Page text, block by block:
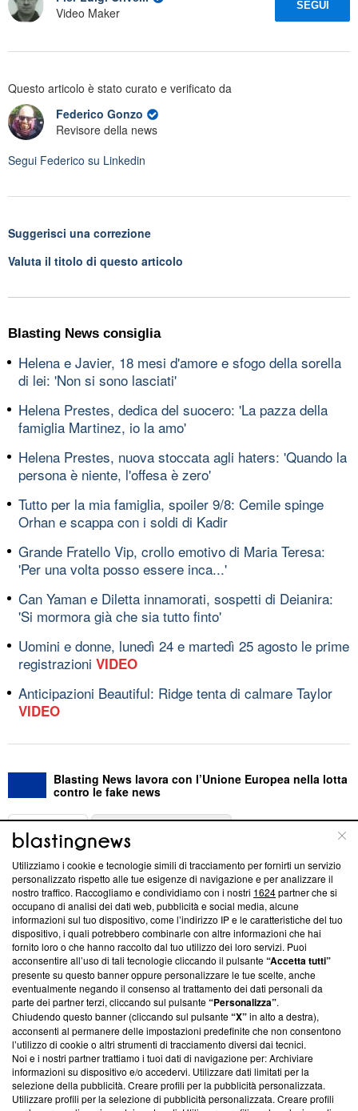
Video Maker
SEGUI
Questo articolo è stato curato e verificato da
Federico Gonzo
Revisore della news
Segui Federico su Linkedin
Suggerisci una correzione
Valuta il titolo di questo articolo
Blasting News consiglia
Helena e Javier, 18 mesi d'amore e sfogo della sorella
di lei: 'Non si sono lasciati'
Helena Prestes, dedica del suocero: 'La pazza della
famiglia Martinez, io la amo'
Helena Prestes, nuova stoccata agli haters: 'Quando la
persona è niente, l'offesa è zero'
Tutto per la mia famiglia, spoiler 9/8: Cemile spinge
Orhan e scappa con i soldi di Kadir
Grande Fratello Vip, crollo emotivo di Maria Teresa:
'Per una volta posso essere inca...'
Can Yaman e Diletta innamorati, sospetti di Deianira:
'Si mormora già che sia tutto finto'
Uomini e donne, lunedì 24 e martedì 25 agosto le prime
registrazioni VIDEO
Anticipazioni Beautiful: Ridge tenta di calmare Taylor
VIDEO
Blasting News lavora con l’Unione Europea nella lotta
contro le fake news
ABOUT
Questa sezione offre informazioni trasparenti su Blasting
News, sui nostri processi editoriali e su come ci impegniamo a
creare news di qualità. Inoltre, afferma la nostra aderenza a
‘Trust Project - News with Integrity’Blasting News non è
ancora membro del programma, ma ha richiesto di farne
parte; Trust Project non ha ancora effettuato una verifica di
conformità agli standard.
Su di noi
Team editoriale
Corporate
Redazione
Utilizziamo i cookie e tecnologie simili di tracciamento per fornirti un servizio
personalizzato rispetto alle tue esigenze di navigazione e per analizzare il
nostro traffico. Raccogliamo e condividiamo con i nostri 1624partner che si
occupano di analisi dei dati web, pubblicità e social media, alcune
informazioni sul tuo dispositivo, come l’indirizzo IP e le caratteristiche del tuo
dispositivo, i quali potrebbero combinarle con altre informazioni che hai
fornito loro o che hanno raccolto dal tuo utilizzo dei loro servizi. Puoi
acconsentire all’uso di tali tecnologie cliccando il pulsante“Accetta tutti”
presente su questo banner oppure personalizzare le tue scelte, anche
eventualmente negando il consenso al trattamento dei dati personali da
parte dei partner terzi, cliccando sul pulsante“Personalizza”.
Chiudendo questo banner (cliccando sul pulsante“X”in alto a destra),
acconsenti al permanere delle impostazioni predefinite che non consentono
l’utilizzo di cookie o altri strumenti di tracciamento diversi dai tecnici.
Noi e i nostri partner trattiamo i tuoi dati di navigazione per: Archiviare
informazioni su dispositivo e/o accedervi. Utilizzare dati limitati per la
selezione della pubblicità. Creare profili per la pubblicità personalizzata.
Utilizzare profili per la selezione di pubblicità personalizzata. Creare profili